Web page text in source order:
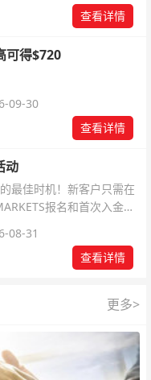
查看详情
可得$720
09-30
查看详情
动
最佳时机！新客户只需在
报名和首次入金即
08-31
查看详情
更多>